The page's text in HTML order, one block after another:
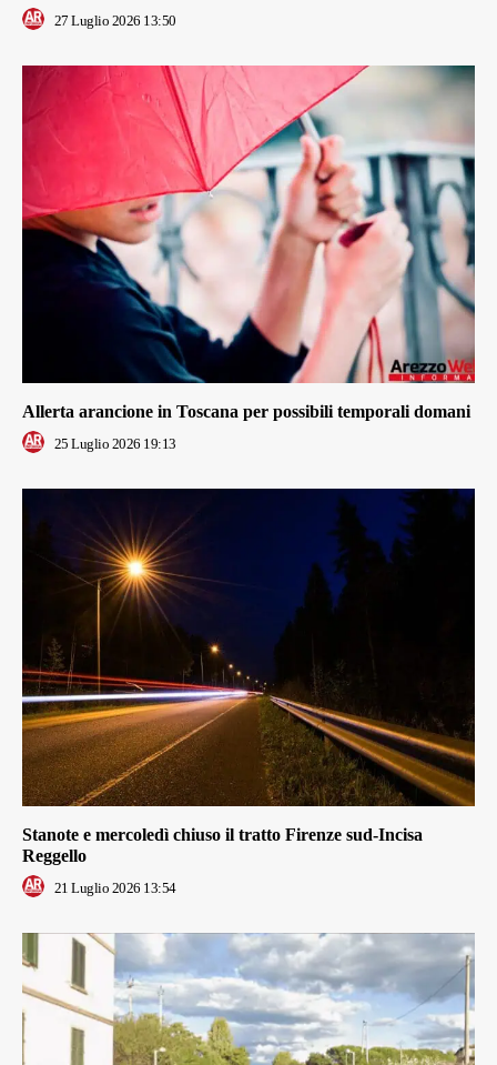
27 Luglio 2026 13:50
Allerta arancione in Toscana per possibili temporali domani
25 Luglio 2026 19:13
Stanote e mercoledì chiuso il tratto Firenze sud-Incisa
Reggello
21 Luglio 2026 13:54